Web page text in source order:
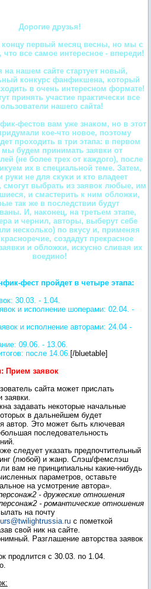
Дорогие друзья!
концу первый месяц весны, но мы с
что все самое интересное - впереди!
на нашем сайте стартует новый,
конкурс фанфикшена, который
в очень интересном формате!
принять участие практически все
нашего сайта!
фестов вам уже знаком, но в этот
кое-что новое, поэтому
проходить в три этапа: в первом
мы будем принимать заявки от
(не более трех от каждого), после
их в специальной теме. Затем,
руки не для скуки и кто владеет
выбрать из заявок любые, им
и смастерить к ним обложки,
так же в последствии будут
И, наконец, на третьем этапе,
и чернил, авторы, выберут себе
несколько) по вкусу и, применяя
создадут прекрасное
и обложки, искусно сливая их
воедино!
фест пройдет в четыре этапа:
30.03. - 1.04.
и исполнение шоперами: 02.04. -
и исполнение авторами: 24.04 -
09.06. - 13.06.
после 14.06. [/bluetable]
Прием заявок
сайта может прислать
заявки.
задавать некоторые начальные
в дальнейшем будет
автор. Это может быть ключевая
последовательность
следует указать предпочтительный
(любой) и жанр. Слэш/фемслэш
вам не принципиальны какие-нибудь
параметров, оставьте
на усмотрение автора».
- дружеские отношения
- романтические отношения
на почту
с пометкой
свой ник на сайте.
Разглашение авторства заявок
продлится с 30.03. по 1.04.